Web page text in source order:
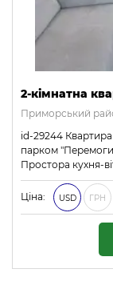
2-кімнатна
Приморський
id-29244
парком
Простора кухня-
Ціна: USD ГРН